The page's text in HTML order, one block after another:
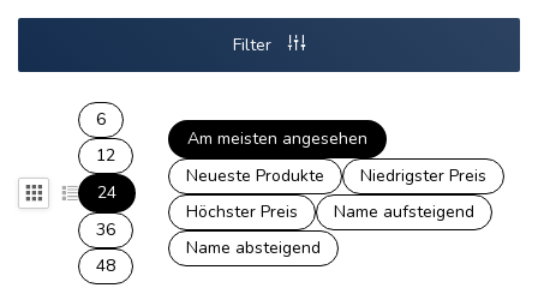
Filter
6
12
24
36
48
Am meisten angesehen
Neueste Produkte
Niedrigster Preis
Höchster Preis
Name aufsteigend
Name absteigend